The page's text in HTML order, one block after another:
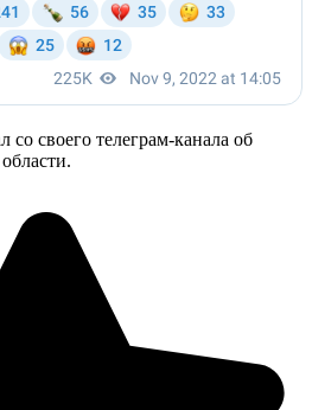
своего телеграм-канала об